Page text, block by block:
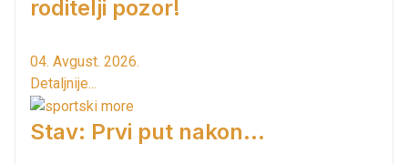
roditelji pozor!
04. Avgust. 2026.
Detaljnije...
Stav: Prvi put nakon…